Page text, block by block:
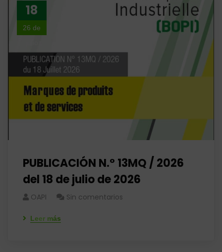
18
26 de
PUBLICACIÓN N.º 13MQ / 2026
del 18 de julio de 2026
OAPI Sin comentarios
Leer más